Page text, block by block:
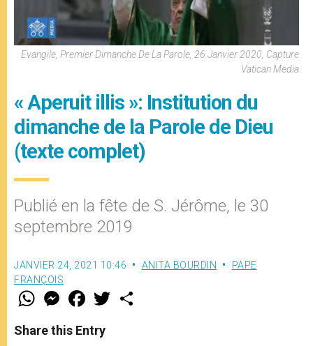
Evangile, Premier Dimanche De La Parole, 26 Janvier 2020, Capture
Vatican Media
« Aperuit illis »: Institution du
dimanche de la Parole de Dieu
(texte complet)
Publié en la fête de S. Jérôme, le 30
septembre 2019
JANVIER 24, 2021 10:46 ANITA BOURDIN
PAPE
FRANÇOIS
W
t
s
M
e
s
e
F
a
e
b
w
Share this Entry